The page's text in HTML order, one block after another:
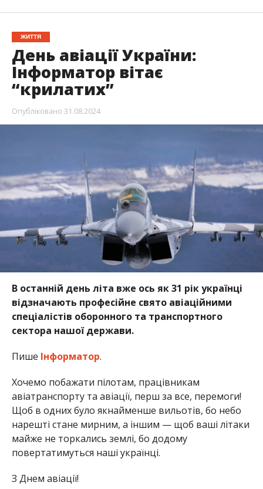
ЖИТТЯ
День авіації України:
Інформатор вітає
“крилатих”
Опубліковано 31.08.2024
В останній день літа вже ось як 31 рік українці
відзначають професійне свято авіаційними
спеціалістів оборонного та транспортного
сектора нашої держави.
Пише Інформатор.
Хочемо побажати пілотам, працівникам
авіатранспорту та авіації, перш за все, перемоги!
Щоб в одних було якнайменше вильотів, бо небо
нарешті стане мирним, а іншим — щоб ваші літаки
майже не торкались землі, бо додому
повертатимуться наші українці.
З Днем авіації!